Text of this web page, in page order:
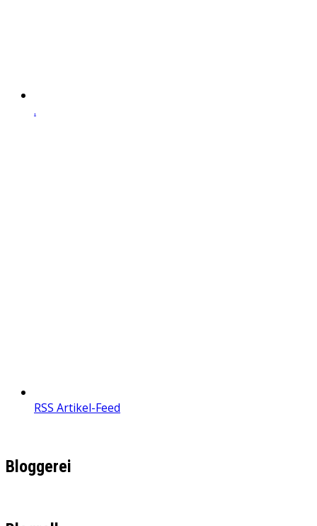
.
RSS Artikel-Feed
Bloggerei